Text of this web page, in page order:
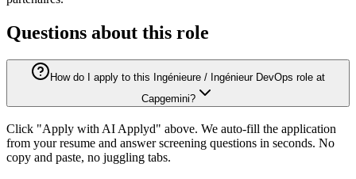
Questions about this role
How do I apply to this Ingénieure / Ingénieur DevOps role at
Capgemini?
Click "Apply with AI Applyd" above. We auto-fill the application
from your resume and answer screening questions in seconds. No
copy and paste, no juggling tabs.